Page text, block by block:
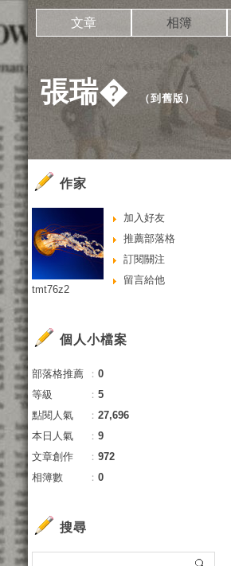
張瑞� （到舊版 ）
文章 相簿
作家
加入好友
推薦部落格
訂閱關注
留言給他
tmt76z2
個人小檔案
部落格推薦 ： 0
等級
： 5
點閱人氣
： 27,696
本日人氣
： 9
文章創作
： 972
相簿數
： 0
搜尋